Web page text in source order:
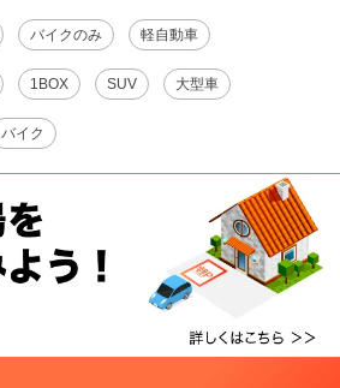
バイクのみ 軽自動車
1BOX SUV 大型車
バイク